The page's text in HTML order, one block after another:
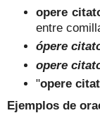
opere
entre
ópere
opere
"opere
Ejemplos de